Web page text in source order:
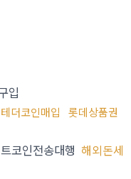
입
테더코인매입
롯데상품권
코인전송대행 해외돈세